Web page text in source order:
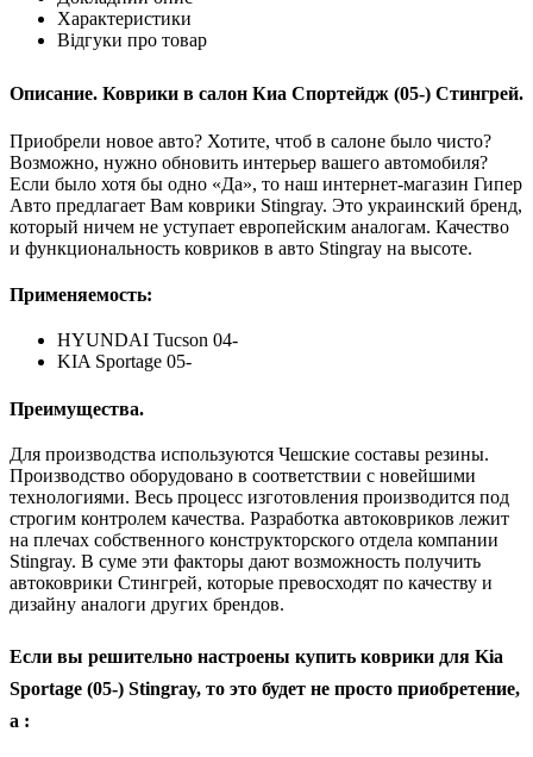
Характеристики
Відгуки про товар
Описание. Коврики в салон Киа Спортейдж (05-) Стингрей.
Приобрели новое авто? Хотите, чтоб в салоне было чисто?
Возможно, нужно обновить интерьер вашего автомобиля?
Если было хотя бы одно «Да», то наш интернет-магазин Гипер
Авто предлагает Вам коврики Stingray. Это украинский бренд,
который ничем не уступает европейским аналогам. Качество
и функциональность ковриков в авто Stingray на высоте.
Применяемость:
HYUNDAI Tucson 04-
KIA Sportage 05-
Преимущества.
Для производства используются Чешские составы резины.
Производство оборудовано в соответствии с новейшими
технологиями. Весь процесс изготовления производится под
строгим контролем качества. Разработка автоковриков лежит
на плечах собственного конструкторского отдела компании
Stingray. В суме эти факторы дают возможность получить
автоковрики Стингрей, которые превосходят по качеству и
дизайну аналоги других брендов.
Если вы решительно настроены купить коврики для Kia
Sportage (05-) Stingray, то это будет не просто приобретение,
а :